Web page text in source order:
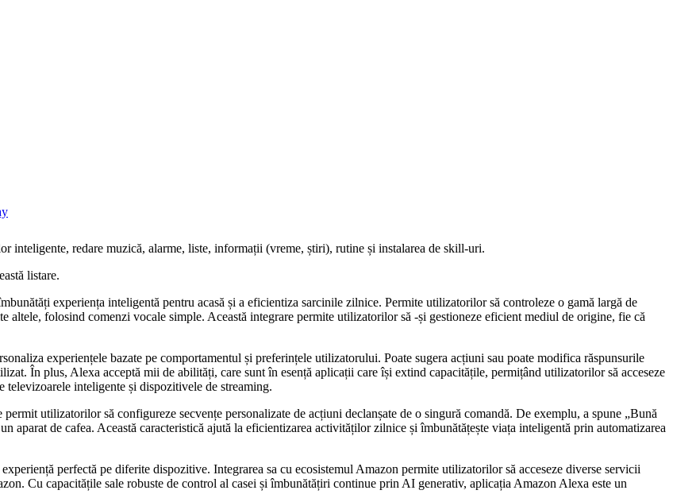
redare muzică, alarme, liste, informații (vreme, știri), rutine și instalarea de skill-uri.
listare.
experiența inteligentă pentru acasă și a eficientiza sarcinile zilnice. Permite utilizatorilor să controleze o gamă largă de
altele, folosind comenzi vocale simple. Această integrare permite utilizatorilor să -și gestioneze eficient mediul de origine, fie că
experiențele bazate pe comportamentul și preferințele utilizatorului. Poate sugera acțiuni sau poate modifica răspunsurile
În plus, Alexa acceptă mii de abilități, care sunt în esență aplicații care își extind capacitățile, permițând utilizatorilor să acceseze
inteligente și dispozitivele de streaming.
utilizatorilor să configureze secvențe personalizate de acțiuni declanșate de o singură comandă. De exemplu, a spune „Bună
aparat de cafea. Această caracteristică ajută la eficientizarea activităților zilnice și îmbunătățește viața inteligentă prin automatizarea
perfectă pe diferite dispozitive. Integrarea sa cu ecosistemul Amazon permite utilizatorilor să acceseze diverse servicii
Cu capacitățile sale robuste de control al casei și îmbunătățiri continue prin AI generativ, aplicația Amazon Alexa este un